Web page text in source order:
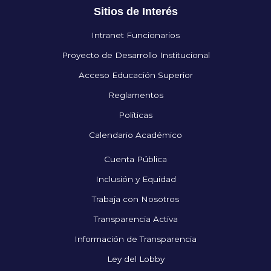
Sitios de Interés
Intranet Funcionarios
Proyecto de Desarrollo Institucional
Acceso Educación Superior
Reglamentos
Políticas
Calendario Académico
Cuenta Pública
Inclusión y Equidad
Trabaja con Nosotros
Transparencia Activa
Información de Transparencia
Ley del Lobby